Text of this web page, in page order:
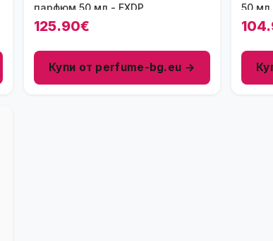
парфюм 50 мл - EXDP
125.90€
Купи от perfume-bg.eu →
50 мл